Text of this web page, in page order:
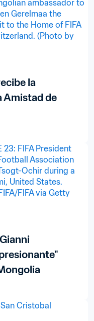
la
Amistad de